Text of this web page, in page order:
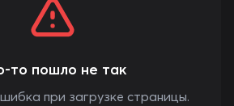
то пошло не так
при загрузке страницы.